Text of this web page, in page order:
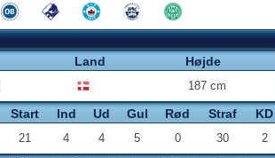
Land Højde
187 cm
Start Ind Ud Gul Rød Straf KD
21 4 4 5 0 30 2